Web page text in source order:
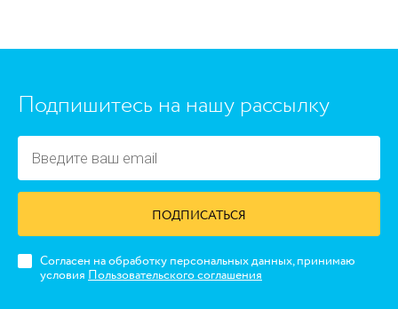
Подпишитесь на нашу рассылку
ПОДПИСАТЬСЯ
Согласен на обработку персональных данных, принимаю
условия Пользовательского соглашения